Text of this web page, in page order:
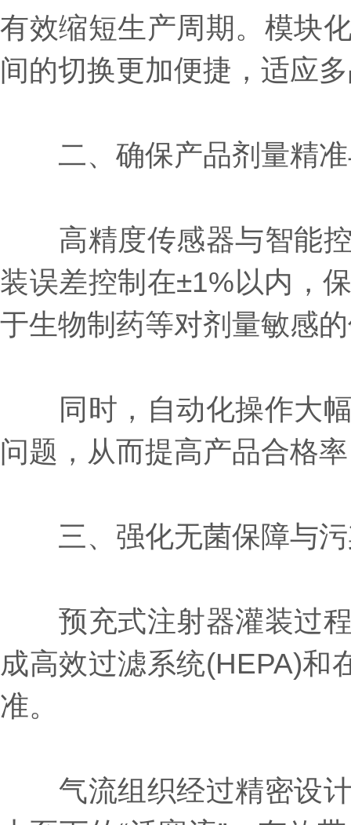
有效缩短生产周期。模块
间的切换更加便捷，适应
二、确保产品剂量精准
高精度传感器与智能控
装误差控制在±1%以内，
于生物制药等对剂量敏感
同时，自动化操作大幅
问题，从而提高产品合格
三、强化无菌保障与污
预充式注射器灌装过程
成高效过滤系统(HEPA)和
准。
气流组织经过精密设计